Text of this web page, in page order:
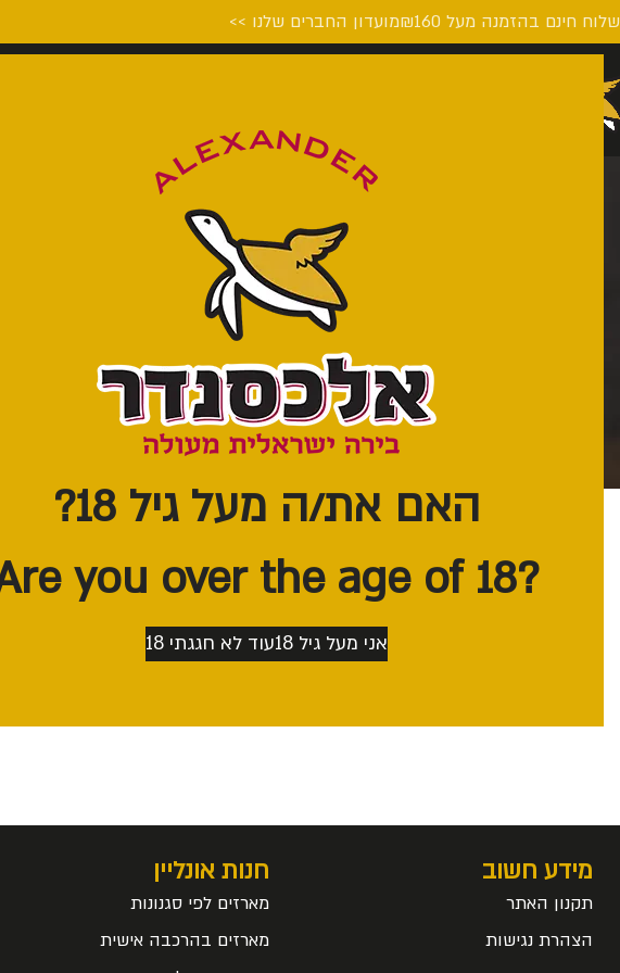
האם את/ה מעל גיל 18?
?Are you over the age of 18
אני מעל גיל 18 עוד לא חגגתי 18
חינם בהזמנה מעל ₪160 מועדון החברים שלנו >>
מידע חשוב
תקנון האתר
הצהרת נגישות
חנות אונליין
מארזים לפי סגנונות
מארזים בהרכבה אישית